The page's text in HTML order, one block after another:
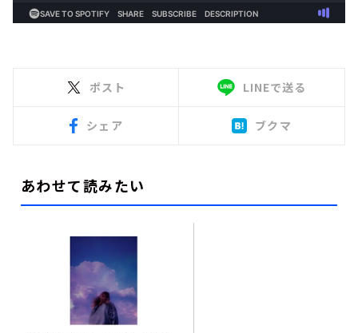
ポスト LINEで送る
シェア ブクマ
あわせて読みたい